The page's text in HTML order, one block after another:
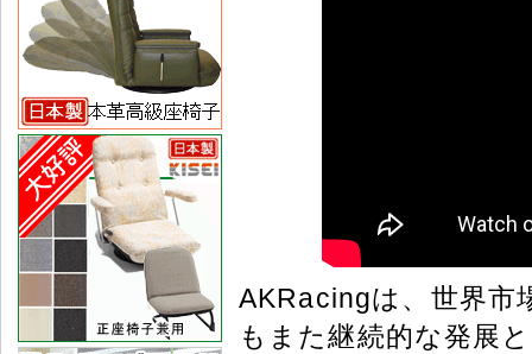
AKRacingは、世界市
もまた継続的な発展